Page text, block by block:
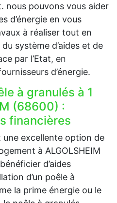
nous pouvons vous aider
d’énergie en vous
à réaliser tout en
système d’aides et de
par l’Etat, en
d’énergie.
à granulés à 1
(68600) :
financières
une excellente option de
à ALGOLSHEIM
d’aides
d’un poêle à
la prime énergie ou le